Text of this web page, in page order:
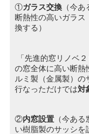
①ガラス交換 （今
断熱性の高いガラス
換する）
「先進的窓リノベ
の窓全体に高い断熱
ルミ製 （金属製）の
行なっただけでは対
②内窓設置 （今あ
い樹脂製のサッシを